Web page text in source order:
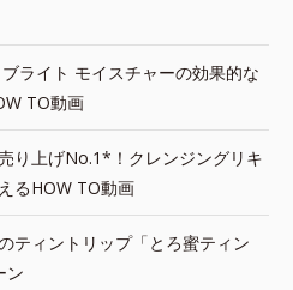
ライト モイスチャーの効果的な
TO動画
り上げNo.1*！クレンジングリキ
るHOW TO動画
ティントリップ「とろ蜜ティン
ン